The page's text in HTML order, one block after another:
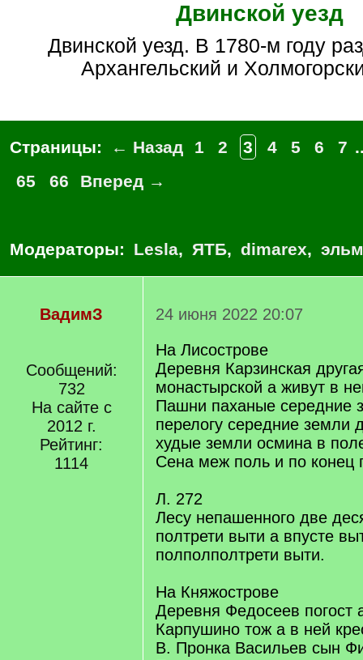
Двинской уезд
Двинской уезд. В 1780-м году разделился на
Архангельский и
Страницы: ← Назад 1 2 3 4 5 6 7
65
66 Вперед →
Модераторы: Lesla, ЯТБ, dimarex,
ВадимЗ
Сообщений:
732
На сайте с
2012 г.
Рейтинг:
1114
24 июня 2022 20:07
На Лисострове
Деревня Карзинская
монастырской а живут в
Пашни паханые середние
перелогу середние земли
худые земли осмина в
Сена меж поль и по конец
Л. 272
Лесу непашенного две
полтрети выти а впусте
полполполтрети выти.
На Княжострове
Деревня Федосеев погост
Карпушино тож а в ней
В. Пронка Васильев сын